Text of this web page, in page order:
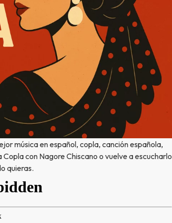
música en español, copla, canción española,
con Nagore Chiscano o vuelve a escucharlo
quieras.